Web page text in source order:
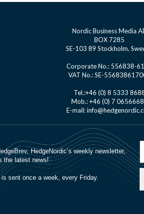
Nordic Business Media
BOX 7285
SE-103 89 Stockholm,
Corporate No.: 556838-
VAT No.: SE-
Tel.:+46 (0) 8 5333
Mob.: +46 (0) 7
E-mail: